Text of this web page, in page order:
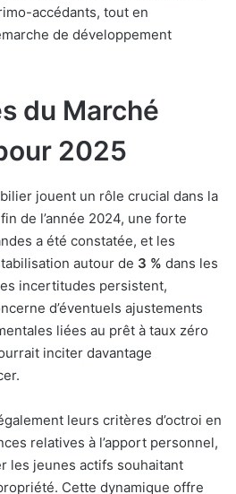
accédants, tout en
de développement
du Marché
2025
jouent un rôle crucial dans la
de l’année 2024, une forte
a été constatée, et les
autour de 3 % dans les
incertitudes persistent,
d’éventuels ajustements
liées au prêt à taux zéro
inciter davantage
leurs critères d’octroi en
relatives à l’apport personnel,
les jeunes actifs souhaitant
Cette dynamique offre